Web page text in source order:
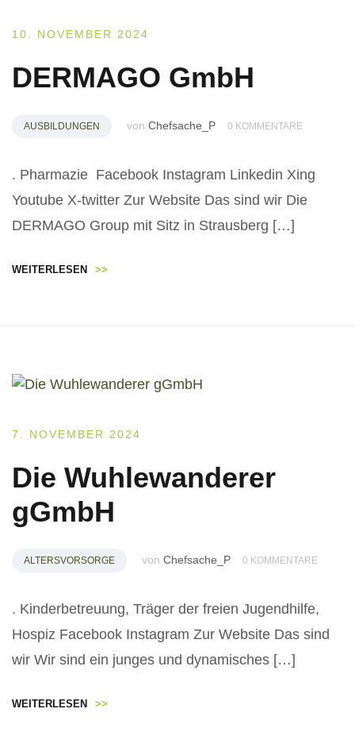
10. NOVEMBER 2024
DERMAGO GmbH
AUSBILDUNGEN von Chefsache_P 0 KOMMENTARE
. Pharmazie Facebook Instagram Linkedin Xing
Youtube X-twitter Zur Website Das sind wir Die
DERMAGO Group mit Sitz in Strausberg […]
WEITERLESEN >>
7. NOVEMBER 2024
Die Wuhlewanderer
gGmbH
ALTERSVORSORGE von Chefsache_P 0 KOMMENTARE
. Kinderbetreuung, Träger der freien Jugendhilfe,
Hospiz Facebook Instagram Zur Website Das sind
wir Wir sind ein junges und dynamisches […]
WEITERLESEN >>